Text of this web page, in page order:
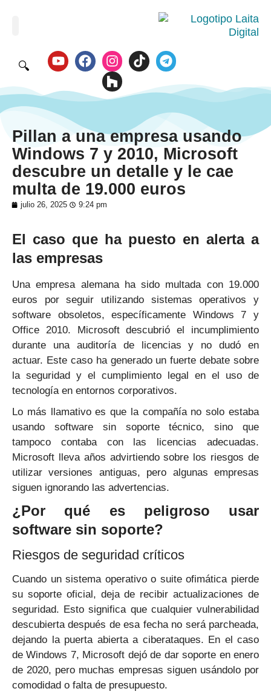
🔍
Pillan a una empresa usando
Windows 7 y 2010, Microsoft
descubre un detalle y le cae
multa de 19.000 euros
julio 26, 2025 9:24 pm
El caso que ha puesto en alerta a
las empresas
Una empresa alemana ha sido multada con 19.000
euros por seguir utilizando sistemas operativos y
software obsoletos, específicamente Windows 7 y
Office 2010. Microsoft descubrió el incumplimiento
durante una auditoría de licencias y no dudó en
actuar. Este caso ha generado un fuerte debate sobre
la seguridad y el cumplimiento legal en el uso de
tecnología en entornos corporativos.
Lo más llamativo es que la compañía no solo estaba
usando software sin soporte técnico, sino que
tampoco contaba con las licencias adecuadas.
Microsoft lleva años advirtiendo sobre los riesgos de
utilizar versiones antiguas, pero algunas empresas
siguen ignorando las advertencias.
¿Por qué es peligroso usar
software sin soporte?
Riesgos de seguridad críticos
Cuando un sistema operativo o suite ofimática pierde
su soporte oficial, deja de recibir actualizaciones de
seguridad. Esto significa que cualquier vulnerabilidad
descubierta después de esa fecha no será parcheada,
dejando la puerta abierta a ciberataques. En el caso
de Windows 7, Microsoft dejó de dar soporte en enero
de 2020, pero muchas empresas siguen usándolo por
comodidad o falta de presupuesto.